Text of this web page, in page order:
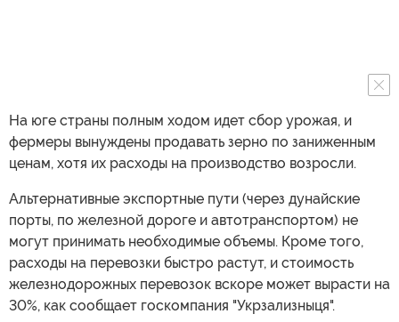
На юге страны полным ходом идет сбор урожая, и
фермеры вынуждены продавать зерно по заниженным
ценам, хотя их расходы на производство возросли.
Альтернативные экспортные пути (через дунайские
порты, по железной дороге и автотранспортом) не
могут принимать необходимые объемы. Кроме того,
расходы на перевозки быстро растут, и стоимость
железнодорожных перевозок вскоре может вырасти на
30%, как сообщает госкомпания "Укрзализныця".